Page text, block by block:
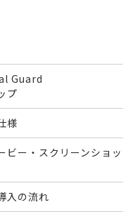
Guard
プ
様
ビー・スクリーンショッ
入の流れ